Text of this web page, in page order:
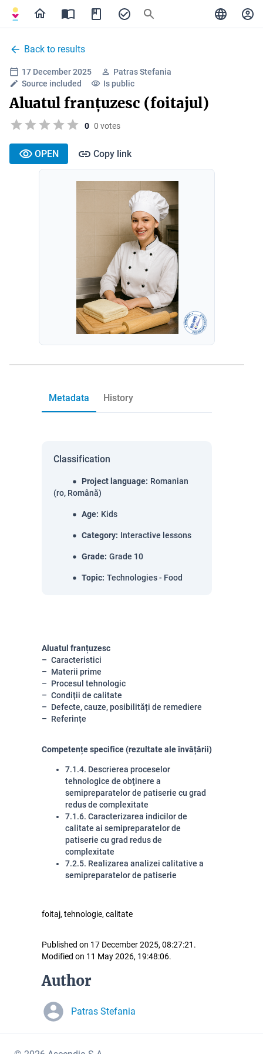
Back to results
17 December 2025
Patras Stefania
Source included
Is public
Aluatul franțuzesc (foitajul)
0 0 votes
OPEN Copy link
Metadata History
Classification
Project language: Romanian
(ro, Română)
Age: Kids
Category: Interactive lessons
Grade: Grade 10
Topic: Technologies - Food
Aluatul franțuzesc
Caracteristici
Materii prime
Procesul tehnologic
Condiții de calitate
Defecte, cauze, posibilități de remediere
Referințe
Competențe specifice (rezultate ale învățării)
7.1.4. Descrierea proceselor
tehnologice de obţinere a
semipreparatelor de patiserie cu grad
redus de complexitate
7.1.6. Caracterizarea indicilor de
calitate ai semipreparatelor de
patiserie cu grad redus de
complexitate
7.2.5. Realizarea analizei calitative a
semipreparatelor de patiserie
foitaj, tehnologie, calitate
Published on 17 December 2025, 08:27:21.
Modified on 11 May 2026, 19:48:06.
Author
Patras Stefania